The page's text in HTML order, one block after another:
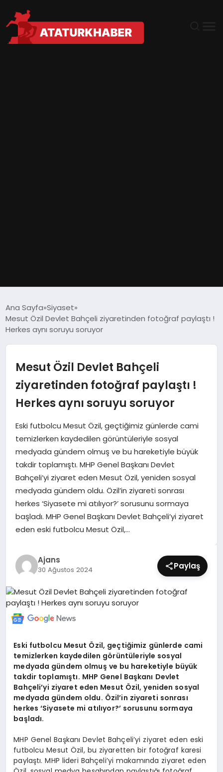
DÜNYA
MAGAZIN
SAĞLIK
SIYASET
SPOR
TEKNOLOJI
YAŞAM
Ana Sayfa Siyaset
Mesut Özil Devlet Bahçeli ziyaretinden fotoğraf paylaştı !
Herkes aynı soruyu soruyor
Mesut Özil Devlet Bahçeli
ziyaretinden fotoğraf paylaştı !
Herkes aynı soruyu soruyor
Eski futbolcu Mesut Özil, geçtiğimiz günlerde cami
temizlerken kaydedilen görüntüleriyle sosyal
medyada gündem olmuş ve bu hareketiyle büyük
takdir toplamıştı. MHP Genel Başkanı Devlet
Bahçeli’yi ziyaret eden Mesut Özil, yeniden sosyal
medyada gündem oldu. Özil’in ziyareti sonrası
herkes ‘Siyasete mi atılıyor?’ sorusunu sormaya
başladı. MHP Genel Başkanı Devlet Bahçeli’yi ziyaret
eden eski futbolcu Mesut Özil,…
Ajans
30 Ağustos 2024 Paylaş
Eski futbolcu Mesut Özil, geçtiğimiz günlerde cami
temizlerken kaydedilen görüntüleriyle sosyal
medyada gündem olmuş ve bu hareketiyle büyük
takdir toplamıştı. MHP Genel Başkanı Devlet
Bahçeli’yi ziyaret eden Mesut Özil, yeniden sosyal
medyada gündem oldu. Özil’in ziyareti sonrası
herkes ‘Siyasete mi atılıyor?’ sorusunu sormaya
başladı.
MHP Genel Başkanı Devlet Bahçeli’yi ziyaret eden eski
futbolcu Mesut Özil, bu ziyaretten bir fotoğraf karesi
paylaştı. MHP lideri Bahçeli’yi makamında ziyaret eden